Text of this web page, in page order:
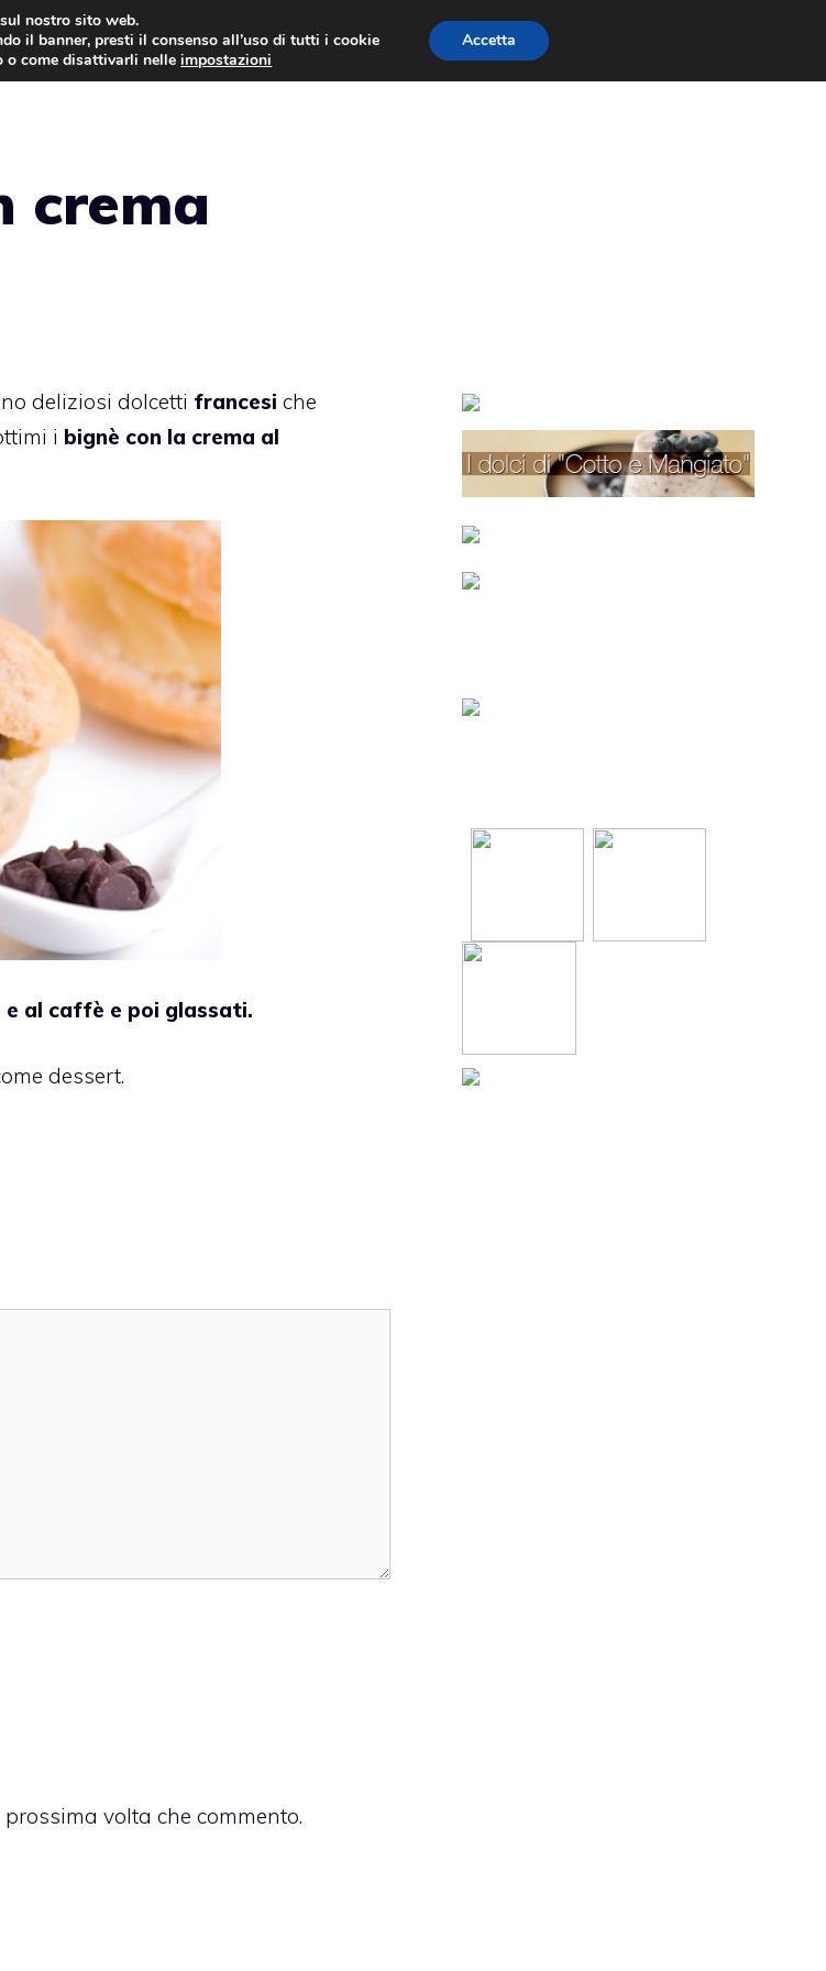
AL CIOCCOLATO TORTE CLASSICHE TORTE PER BAMBINI
crema
deliziosi dolcetti francesi che
i bignè con la crema al
e al caffè e poi glassati.
dessert.
volta che commento.
nostro sito web.
il banner, presti il consenso all’uso di tutti i cookie
o come disattivarli nelleimpostazioni
Accetta